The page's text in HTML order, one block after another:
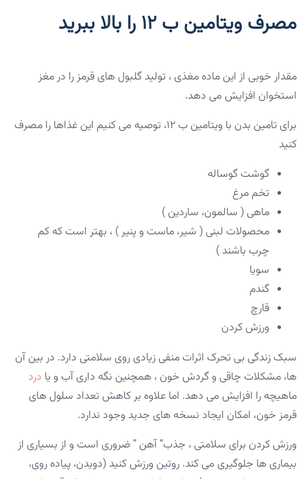
مصرف ویتامین ب ۱۲ را بالا ببرید
مقدار خوبی از این ماده مغذی ، تولید گلبول های قرمز را در مغز
استخوان افزایش می دهد.
برای تامین بدن با ویتامین ب ۱۲، توصیه می کنیم این غذاها را مصرف
کنید
گوشت گوساله
تخم مرغ
ماهی ( سالمون، ساردین )
محصولات لبنی ( شیر، ماست و پنیر ) ، بهتر است که کم
چرب باشند )
سویا
گندم
قارچ
ورزش کردن
سبک زندگی بی تحرک اثرات منفی زیادی روی سلامتی دارد. در بین آن
ها، مشکلات چاقی و گردش خون ، همچنین نگه داری آب و یا درد
ماهیچه را افزایش می دهد. اما علاوه بر کاهش تعداد سلول های
قرمز خون، امکان ایجاد نسخه های جدید وجود ندارد.
ورزش کردن برای سلامتی ، جذب” آهن ” ضروری است و از بسیاری از
بیماری ها جلوگیری می کند. روتین ورزش کنید (دویدن، پیاده روی،